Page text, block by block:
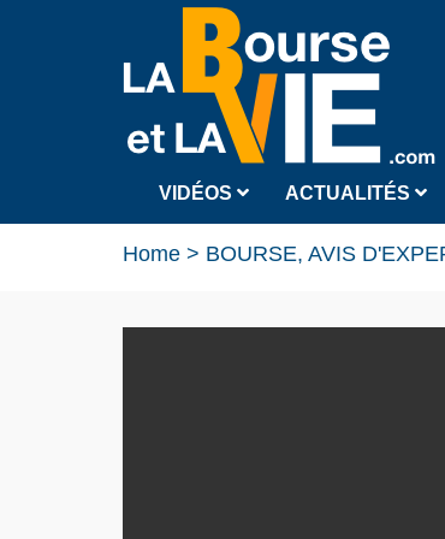
VIDÉOS ACTUALITÉS
Home > BOURSE, AVIS